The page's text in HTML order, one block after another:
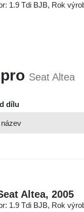
1.9 Tdi BJB, Rok
Seat Altea
dílu
Altea, 2005
1.9 Tdi BJB, Rok